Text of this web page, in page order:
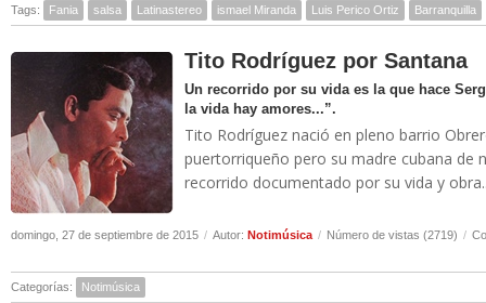
Tags: Fania salsa Latinastereo ismael Miranda Luis Perico Ortiz Barranquilla
Tito Rodríguez por Santana
Un recorrido por su vida es la que hace
la vida hay amores...”.
Tito Rodríguez nació en pleno barrio
puertorriqueño pero su madre cubana de
recorrido documentado por su vida y
domingo, 27 de septiembre de 2015 / Autor: Notimúsica / Número de vistas (2719) /
Categorías: Notimúsica